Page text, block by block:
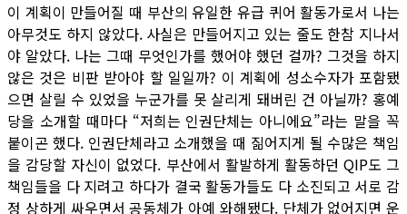
이 계획이 만들어질 때 부산의 유일한 유급 퀴어 활동가로서 나는
아무것도 하지 않았다. 사실은 만들어지고 있는 줄도 한참 지나서
야 알았다. 나는 그때 무엇인가를 했어야 했던 걸까? 그것을 하지
않은 것은 비판 받아야 할 일일까? 이 계획에 성소수자가 포함됐
으면 살릴 수 있었을 누군가를 못 살리게 돼버린 건 아닐까? 홍예
당을 소개할 때마다 “저희는 인권단체는 아니에요”라는 말을 꼭
붙이곤 했다. 인권단체라고 소개했을 때 짊어지게 될 수많은 책임
을 감당할 자신이 없었다. 부산에서 활발하게 활동하던 QIP도 그
책임들을 다 지려고 하다가 결국 활동가들도 다 소진되고 서로 감
정 상하게 싸우면서 공동체가 아예 와해됐다. 단체가 없어지면 운